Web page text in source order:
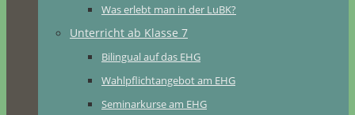
Was erlebt man in der LuBK?
Unterricht ab Klasse 7
Bilingual auf das EHG
Wahlpflichtangebot am EHG
Seminarkurse am EHG